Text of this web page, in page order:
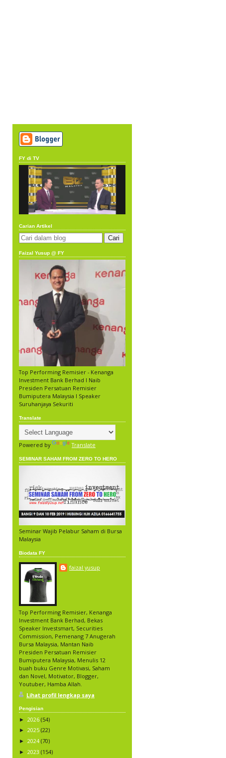
FY di TV
Carian Artikel
Faizal Yusup @ FY
Top Performing Remisier - Kenanga
Investment Bank Berhad l Naib
Presiden Persatuan Remisier
Bumiputera Malaysia l Speaker
Suruhanjaya Sekuriti
Translate
Powered by Translate
SEMINAR SAHAM FROM ZERO TO HERO
Seminar Wajib Pelabur Saham di Bursa
Malaysia
Biodata FY
faizal yusup
Top Performing Remisier, Kenanga
Investment Bank Berhad, Bekas
Speaker Investsmart, Securities
Commission, Pemenang 7 Anugerah
Bursa Malaysia, Mantan Naib
Presiden Persatuan Remisier
Bumiputera Malaysia, Menulis 12
buah buku Genre Motivasi, Saham
dan Novel, Motivator, Blogger,
Youtuber, Hamba Allah.
Lihat profil lengkap saya
Pengisian
► 2026 (54)
► 2025 (22)
► 2024 (70)
► 2023 (154)